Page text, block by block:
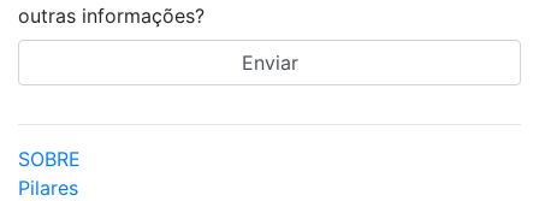
outras informações?
SOBRE
Pilares